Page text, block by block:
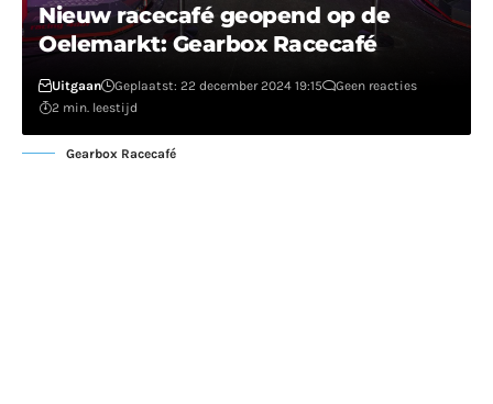
Nieuw racecafé geopend op de
Oelemarkt: Gearbox Racecafé
Uitgaan Geplaatst: 22 december 2024 19:15
Geen reacties
2 min. leestijd
Gearbox Racecafé